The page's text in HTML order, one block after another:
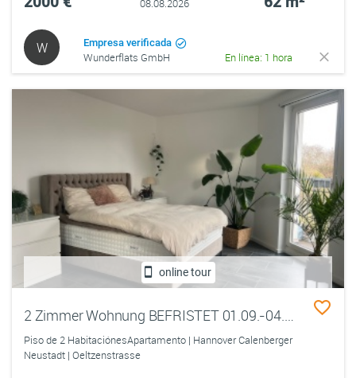
08.08.2026
W Empresa verificada
Wunderflats GmbH En línea: 1 hora
online tour
2 Zimmer Wohnung BEFRISTET 01.09.-04.10.
Piso de 2 HabitaciónesApartamento | Hannover Calenberger
Neustadt | Oeltzenstrasse